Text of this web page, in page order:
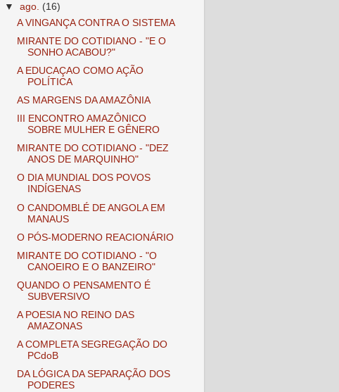
▼ago. (16)
A VINGANÇA CONTRA O SISTEMA
MIRANTE DO COTIDIANO - "E O
SONHO ACABOU?"
A EDUCAÇAO COMO AÇÃO
POLÍTICA
AS MARGENS DA AMAZÔNIA
III ENCONTRO AMAZÔNICO
SOBRE MULHER E GÊNERO
MIRANTE DO COTIDIANO - "DEZ
ANOS DE MARQUINHO"
O DIA MUNDIAL DOS POVOS
INDÍGENAS
O CANDOMBLÉ DE ANGOLA EM
MANAUS
O PÓS-MODERNO REACIONÁRIO
MIRANTE DO COTIDIANO - "O
CANOEIRO E O BANZEIRO"
QUANDO O PENSAMENTO É
SUBVERSIVO
A POESIA NO REINO DAS
AMAZONAS
A COMPLETA SEGREGAÇÃO DO
PCdoB
DA LÓGICA DA SEPARAÇÃO DOS
PODERES